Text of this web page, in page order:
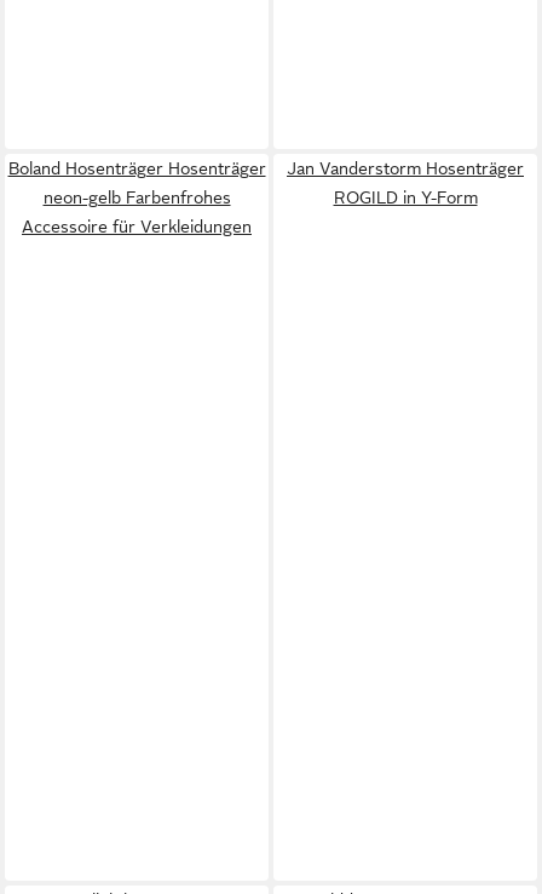
Boland Hosenträger Hosenträger
neon-gelb Farbenfrohes
Accessoire für Verkleidungen
Jan Vanderstorm Hosenträger
ROGILD in Y-Form